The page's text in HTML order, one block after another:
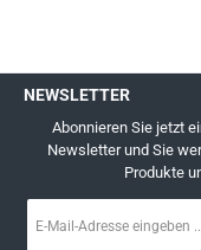
NEWSLETTER
Abonnieren Sie jetzt
Newsletter und Sie
Produkte
Mail-